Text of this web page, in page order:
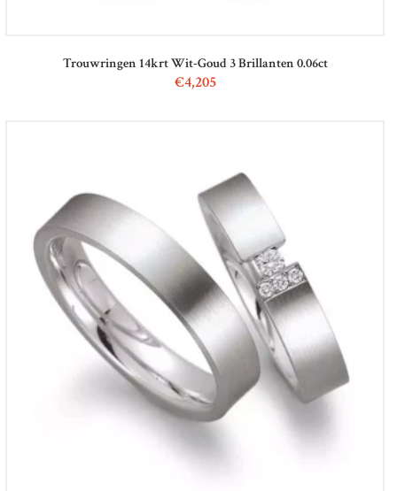
Trouwringen 14krt Wit-Goud 3 Brillanten 0.06ct
€4,205